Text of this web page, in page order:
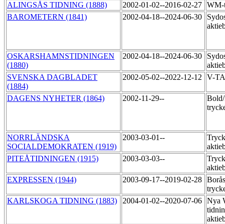
ALINGSÅS TIDNING (1888)
2002-01-02--2016-02-27
BAROMETERN (1841)
2002-04-18--2024-06-30
OSKARSHAMNSTIDNINGEN
(1880)
2002-04-18--2024-06-30
SVENSKA DAGBLADET
(1884)
2002-05-02--2022-12-12 V-
DAGENS NYHETER (1864) 2002-11-29--
NORRLÄNDSKA
SOCIALDEMOKRATEN (1919)
2003-03-01--
PITEÅTIDNINGEN (1915)
2003-03-03--
EXPRESSEN (1944)
2003-09-17--2019-02-28
KARLSKOGA TIDNING (1883)
2004-01-02--2020-07-06 Nya